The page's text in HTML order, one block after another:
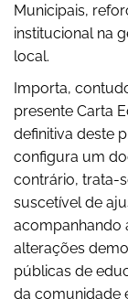
Municipais,
institucional na
local.
Importa,
presente Carta
definitiva deste
configura um
contrário, trata-
suscetível de
acompanhando
alterações
públicas de
da comunidade